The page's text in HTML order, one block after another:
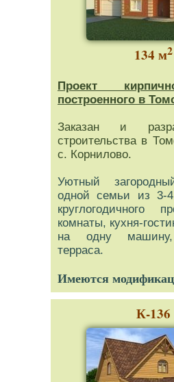
134 м2
Проект
построенного в
Заказан и
строительства в
с. Корнилово.
Уютный
одной семьи из 3-
круглогодичного
комнаты, кухня-
на одну машину,
терраса.
Имеются
К-136